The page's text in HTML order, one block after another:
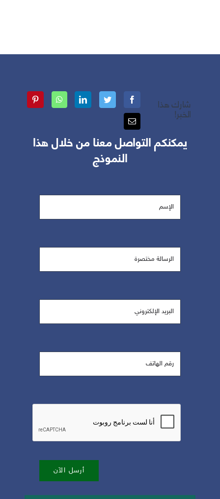
شارك هذا
الخبر!
يمكنكم التواصل معنا من خلال هذا
النموذج
أرسل الآن